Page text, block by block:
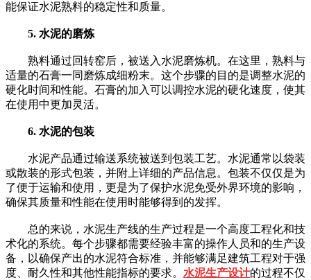
能保证水泥熟料的稳定性和质量。
5. 水泥的磨炼
熟料通过回转窑后，被送入水泥磨炼机。在这里，熟料与
适量的石膏一同磨炼成细粉末。这个步骤的目的是调整水泥的
硬化时间和性能。石膏的加入可以调控水泥的硬化速度，使其
在使用中更加灵活。
6. 水泥的包装
水泥产品通过输送系统被送到包装工艺。水泥通常以袋装
或散装的形式包装，并附上详细的产品信息。包装不仅仅是为
了便于运输和使用，更是为了保护水泥免受外界环境的影响，
确保其质量和性能在使用时能够得到的发挥。
总的来说，水泥生产线的生产过程是一个高度工程化和技
术化的系统。每个步骤都需要经验丰富的操作人员和的生产设
备，以确保产出的水泥符合标准，并能够满足建筑工程对于强
度、耐久性和其他性能指标的要求。 水泥生产设计的过程不仅